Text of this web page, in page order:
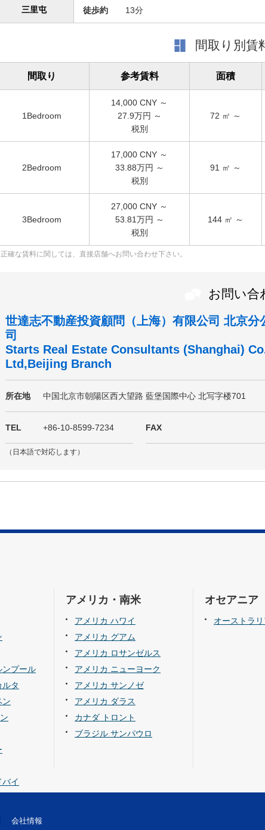
三里屯 徒歩約 13分
間取り別賃
間取り 参考賃料 面積
1Bedroom
14,000 CNY ～
27.9万円 ～
税別
72 ㎡ ～
2Bedroom
17,000 CNY ～
33.88万円 ～
税別
91 ㎡ ～
3Bedroom
27,000 CNY ～
53.81万円 ～
税別
144 ㎡ ～
正確な賃料に関しては、直接店舗へお問い合わせ下さい。
お問い合
世達志不動産投資顧問（上海）有限公司 北京分
司
Starts Real Estate Consultants (Shanghai)
Ltd,Beijing Branch
所在地 中国北京市朝陽区西大望路 藍堡国際中心 北写字楼701
TEL +86-10-8599-7234
（日本語で対応します）
FAX
ンプール
タ
ン
イ
アメリカ・南米
アメリカ ハワイ
アメリカ グアム
アメリカ ロサンゼルス
アメリカ ニューヨーク
アメリカ サンノゼ
アメリカ ダラス
カナダ トロント
ブラジル サンパウロ
オセアニア
オーストラ
会社情報